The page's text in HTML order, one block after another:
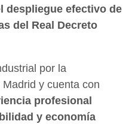
despliegue efectivo de
del Real Decreto
por la
y cuenta con
profesional
y economía